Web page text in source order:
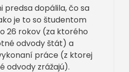
predsa dopálila, čo sa
je to so študentom
26 rokov (za ktorého
odvody štát) a
práce (z ktorej
odvody zrážajú).